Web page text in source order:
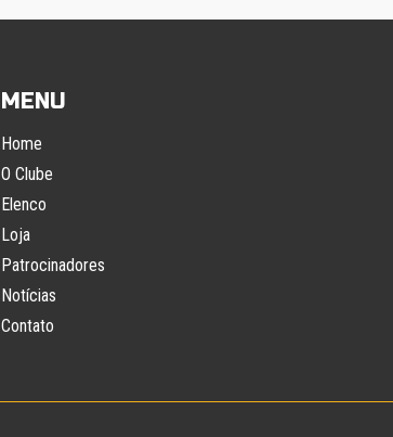
MENU
Home
O Clube
Elenco
Loja
Patrocinadores
Notícias
Contato